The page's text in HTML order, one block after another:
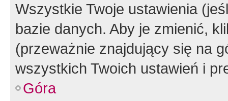
Wszystkie Twoje ustawienia
bazie danych. Aby je zmienić,
(przeważnie znajdujący się na
wszystkich Twoich ustawień i
Góra